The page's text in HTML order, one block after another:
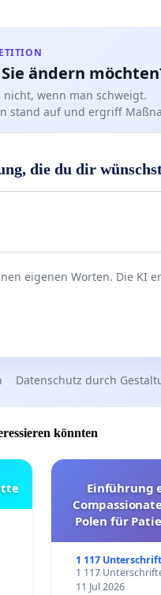
ändern
wenn man schweigt.
stand auf und ergriff
die du dir
eigenen Worten. Die KI
Datenschutz durch
könnten
Einführung
Polen für
1 117
1 117
11 Jul 2026